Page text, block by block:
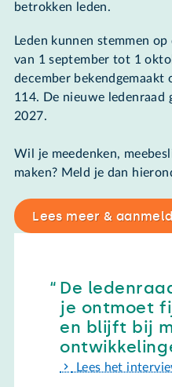
betrokken leden.
Leden kunnen stemmen
van 1 september tot 1
december bekendgemaakt
114. De nieuwe ledenraad
2027.
Wil je meedenken,
maken? Meld je dan
Lees meer &
De
je ontmoet
en blijft bij
Lees het